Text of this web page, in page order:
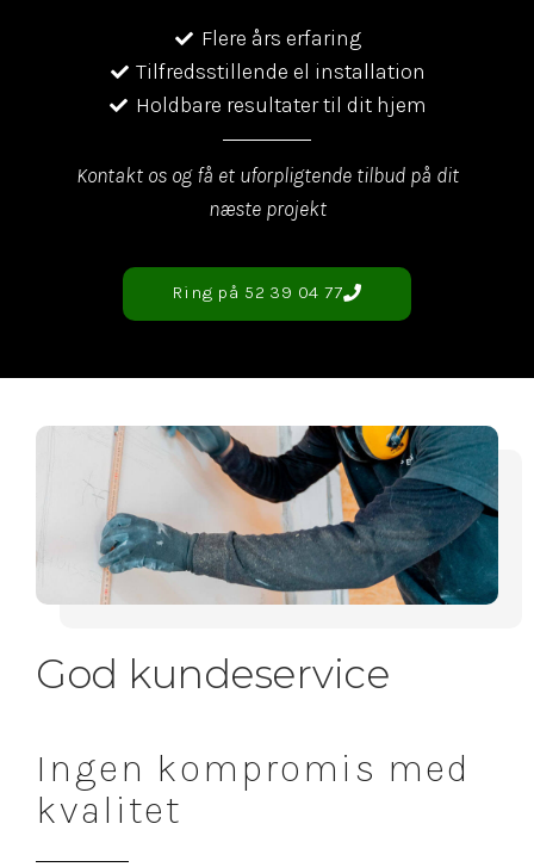
Flere års erfaring
Tilfredsstillende el installation
Holdbare resultater til dit hjem
Kontakt os og få et uforpligtende tilbud på dit
næste projekt
Ring på 52 39 04 77
God kundeservice
Ingen kompromis med
kvalitet